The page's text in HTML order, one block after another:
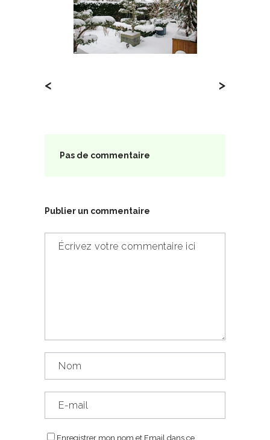
< >
Pas de commentaire
Publier un commentaire
Enregistrer mon nom et Email dans ce